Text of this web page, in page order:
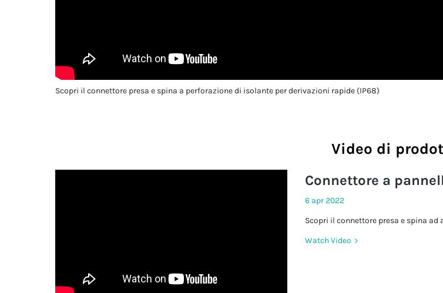
Scopri il connettore presa e spina a perforazione di isolante per derivazioni rapide (IP68)
Video di
Connettore a
6 apr 2022
Scopri il connettore presa e spina
Watch Video